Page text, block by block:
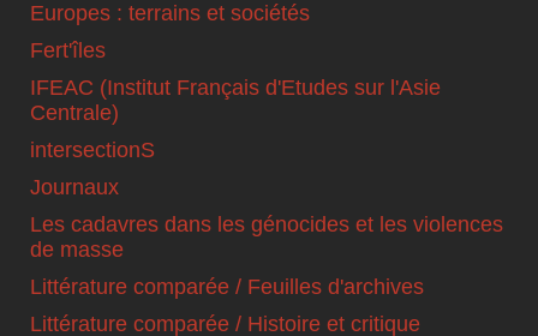
Europes : terrains et sociétés
Fert'îles
IFEAC (Institut Français d'Etudes sur l'Asie
Centrale)
intersectionS
Journaux
Les cadavres dans les génocides et les violences
de masse
Littérature comparée / Feuilles d'archives
Littérature comparée / Histoire et critique